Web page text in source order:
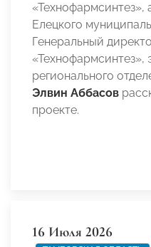
«Технофармсинтез»,
Елецкого
Генеральный
«Технофармсинтез»,
регионального
Элвин Аббасов
проекте.
16 Июля 2026